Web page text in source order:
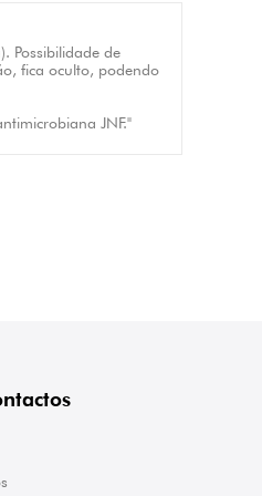
Possibilidade de
fica oculto, podendo
JNF."